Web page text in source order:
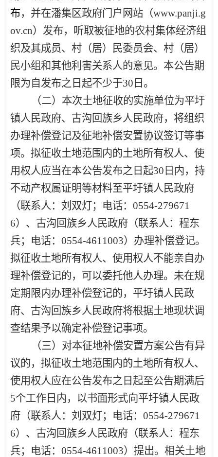
布，并在潘集区政府门户网站（www.panji.g
ov.cn） 发布，听取被征地的农村集体经济组
织及其成员、村（居）民委员会、村（居）
民小组和其他利害关系人的意见。本公告期
限为自发布之日起不少于30 日。
（二）本次土地征收的实施单位为平圩
镇人民政府、古沟回族乡人民政府，将组织
办理补偿登记及征地补偿安置协议签订等事
项。拟征收土地范围内的土地所有权人、使
用权人应当在本公告发布之日起30 日内，持
不动产权属证明等材料至平圩镇人民政府
（联系人： 刘双灯；电话： 0554-279671
6）、 古沟回族乡人民政府 （联系人： 程东
兵；电话： 0554-4611003）办理补偿登记。
拟征收土地所有权人、使用权人不能亲自办
理补偿登记的，可以委托他人办理。未在规
定期限内办理补偿登记的， 平圩镇人民政
府、古沟回族乡人民政府将根据土地现状调
查结果予以确定补偿登记事项。
（三）对本征地补偿安置方案公告有异
议的，拟征收土地范围内的土地所有权人、
使用权人应在公告发布之日起至公告期满后
5个工作日内，以书面形式向平圩镇人民政
府 （联系人： 刘双灯；电话： 0554-279671
6）、 古沟回族乡人民政府 （联系人： 程东
兵；电话： 0554-4611003）提出。相关土地